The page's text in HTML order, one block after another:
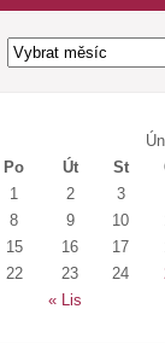
Archivy
Po
Út St
« Lis
1 2 3
8
9 10
15
16 17
22
23 24